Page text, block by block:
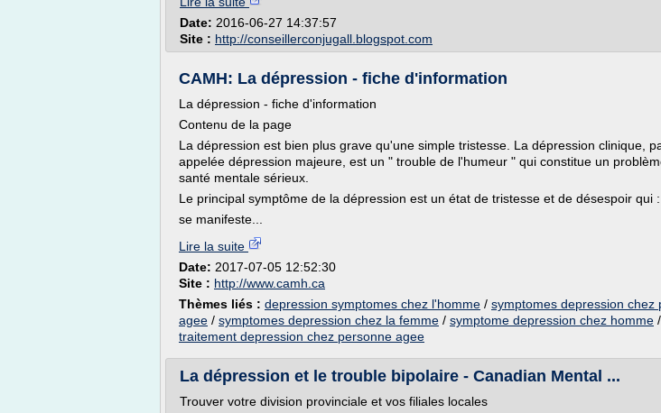
Date: 2016-06-27 14:37:57
Site : http://conseillerconjugall.blogspot.com
CAMH: La dépression - fiche d'information
La dépression - fiche d'information
Contenu de la page
La dépression est bien plus grave qu'une simple tristesse. La dépression clinique,
appelée dépression majeure, est un " trouble de l'humeur " qui constitue un
santé mentale sérieux.
Le principal symptôme de la dépression est un état de tristesse et de désespoir qui :
se manifeste...
Lire la suite
Date: 2017-07-05 12:52:30
Site : http://www.camh.ca
Thèmes liés : depression symptomes chez l'homme / symptomes depression chez
agee / symptomes depression chez la femme / symptome depression chez homme /
traitement depression chez personne agee
La dépression et le trouble bipolaire - Canadian Mental ...
Trouver votre division provinciale et vos filiales locales